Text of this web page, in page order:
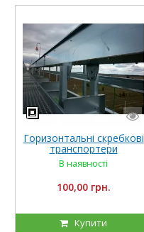
Горизонтальні скребкові
транспортери
В наявності
100,00 грн.
Купити